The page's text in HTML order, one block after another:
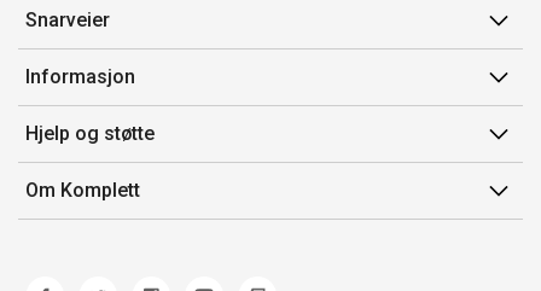
Snarveier
Min side
Ordreoversikt
Flex
Komplett Club
Informasjon
Salgsbetingelser
Medlemsvilkår for Komplett Club
Merker/produsent
Hjelp og støtte
Kontakt oss
Kundeservice
Om Komplett